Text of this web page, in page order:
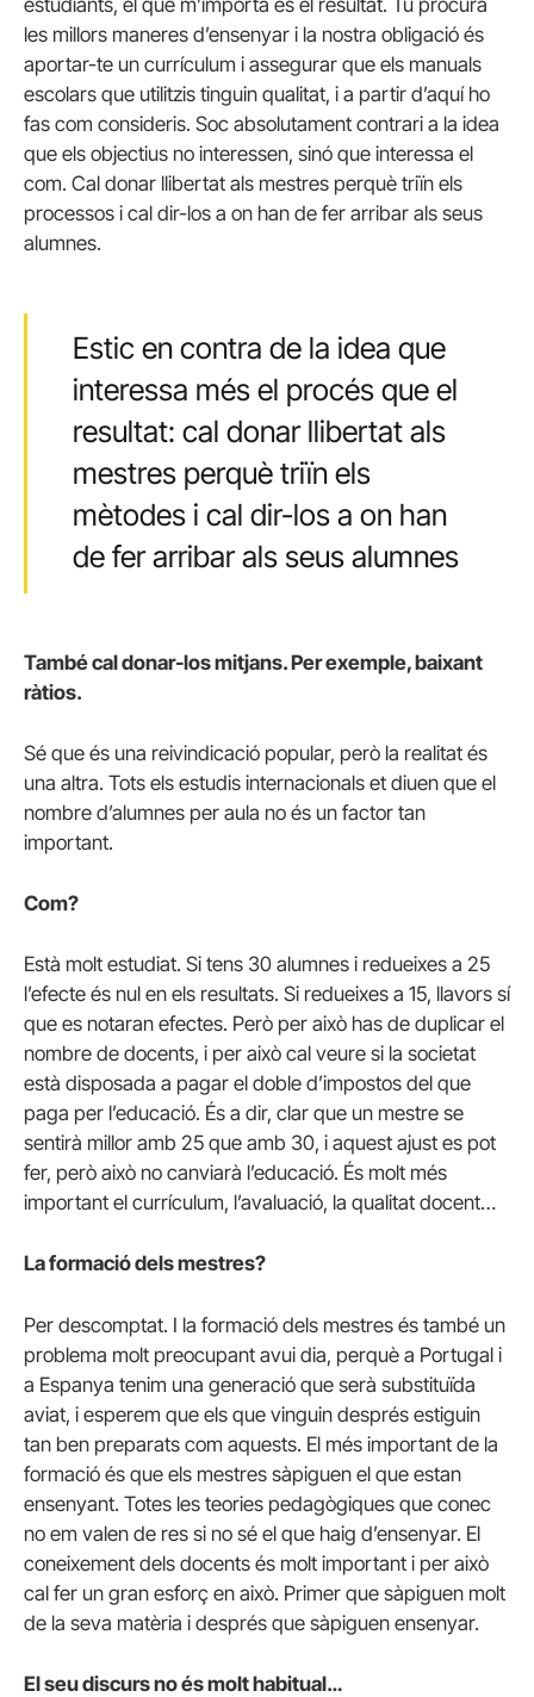
les millors maneres d’ensenyar i la nostra obligació és
aportar-te un currículum i assegurar que els manuals
escolars que utilitzis tinguin qualitat, i a partir d’aquí ho
fas com consideris. Soc absolutament contrari a la idea
que els objectius no interessen, sinó que interessa el
com. Cal donar llibertat als mestres perquè triïn els
processos i cal dir-los a on han de fer arribar als seus
alumnes.
Estic en contra de la idea que
interessa més el procés que el
resultat: cal donar llibertat als
mestres perquè triïn els
mètodes i cal dir-los a on han
de fer arribar als seus alumnes
També cal donar-los mitjans. Per exemple, baixant
ràtios.
Sé que és una reivindicació popular, però la realitat és
una altra. Tots els estudis internacionals et diuen que el
nombre d’alumnes per aula no és un factor tan
important.
Com?
Està molt estudiat. Si tens 30 alumnes i redueixes a 25
l’efecte és nul en els resultats. Si redueixes a 15, llavors sí
que es notaran efectes. Però per això has de duplicar el
nombre de docents, i per això cal veure si la societat
està disposada a pagar el doble d’impostos del que
paga per l’educació. És a dir, clar que un mestre se
sentirà millor amb 25 que amb 30, i aquest ajust es pot
fer, però això no canviarà l’educació. És molt més
important el currículum, l’avaluació, la qualitat docent…
La formació dels mestres?
Per descomptat. I la formació dels mestres és també un
problema molt preocupant avui dia, perquè a Portugal i
a Espanya tenim una generació que serà substituïda
aviat, i esperem que els que vinguin després estiguin
tan ben preparats com aquests. El més important de la
formació és que els mestres sàpiguen el que estan
ensenyant. Totes les teories pedagògiques que conec
no em valen de res si no sé el que haig d’ensenyar. El
coneixement dels docents és molt important i per això
cal fer un gran esforç en això. Primer que sàpiguen molt
de la seva matèria i després que sàpiguen ensenyar.
El seu discurs no és molt habitual…